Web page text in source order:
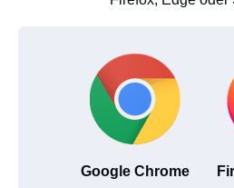
Google Chrome